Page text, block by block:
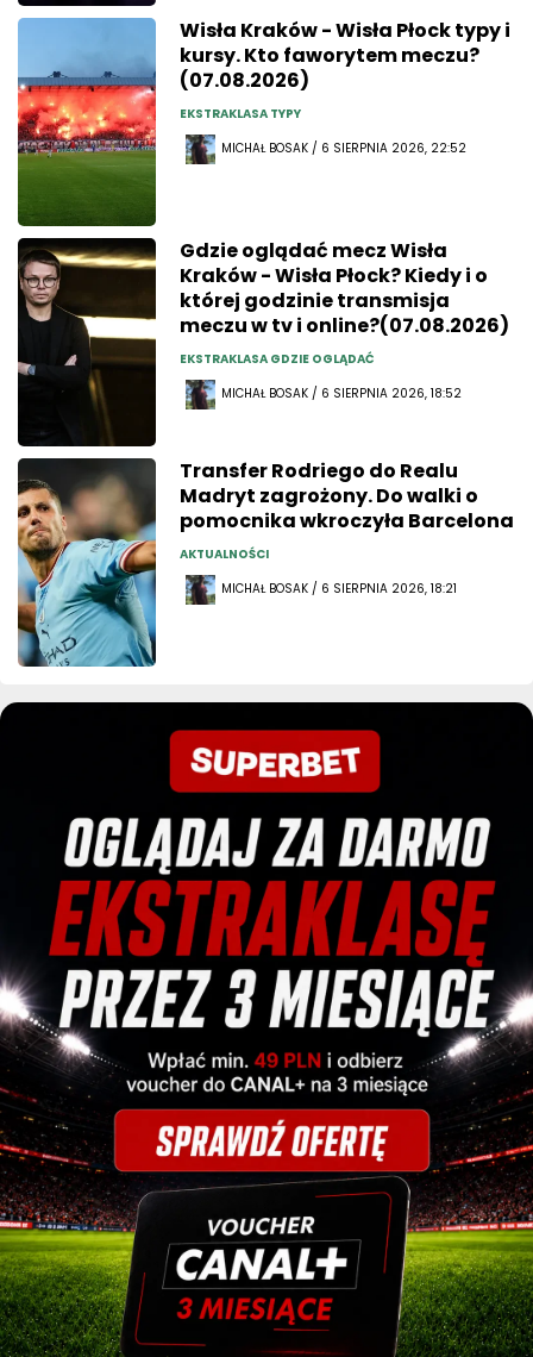
Wisła Kraków - Wisła Płock typy i
kursy. Kto faworytem meczu?
(07.08.2026)
EKSTRAKLASA TYPY
MICHAŁ BOSAK / 6 SIERPNIA 2026, 22:52
Gdzie oglądać mecz Wisła
Kraków - Wisła Płock? Kiedy i o
której godzinie transmisja
meczu w tv i online?(07.08.2026)
EKSTRAKLASA GDZIE OGLĄDAĆ
MICHAŁ BOSAK / 6 SIERPNIA 2026, 18:52
Transfer Rodriego do Realu
Madryt zagrożony. Do walki o
pomocnika wkroczyła Barcelona
AKTUALNOŚCI
MICHAŁ BOSAK / 6 SIERPNIA 2026, 18:21